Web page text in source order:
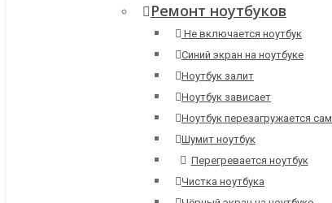
Ремонт ноутбуков
Не включается ноутбук
Синий экран на ноутбуке
Ноутбук залит
Ноутбук зависает
Ноутбук перезагружается сам
Шумит ноутбук
Перегревается ноутбук
Чистка ноутбука